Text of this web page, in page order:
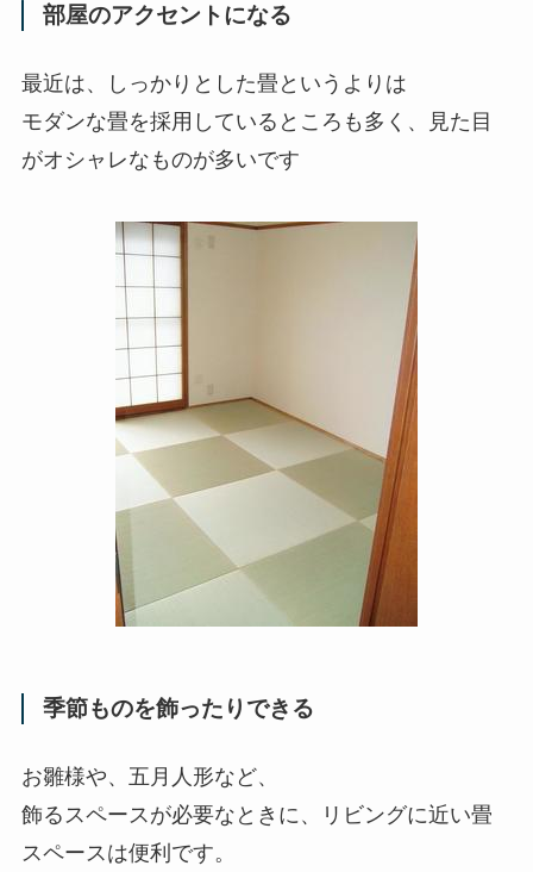
部屋のアクセントになる
最近は、しっかりとした畳というよりは
モダンな畳を採用しているところも多く、見た目
がオシャレなものが多いです
季節ものを飾ったりできる
お雛様や、五月人形など、
飾るスペースが必要なときに、リビングに近い畳
スペースは便利です。